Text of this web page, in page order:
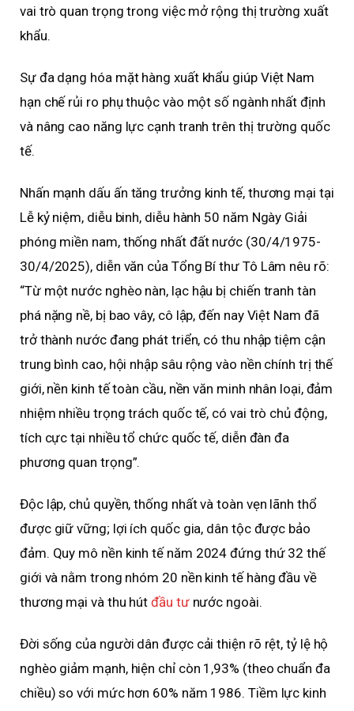
vai trò quan trọng trong việc mở rộng thị trường xuất
khẩu.
Sự đa dạng hóa mặt hàng xuất khẩu giúp Việt Nam
hạn chế rủi ro phụ thuộc vào một số ngành nhất định
và nâng cao năng lực cạnh tranh trên thị trường quốc
tế.
Nhấn mạnh dấu ấn tăng trưởng kinh tế, thương mại tại
Lễ kỷ niệm, diễu binh, diễu hành 50 năm Ngày Giải
phóng miền nam, thống nhất đất nước (30/4/1975-
30/4/2025), diễn văn của Tổng Bí thư Tô Lâm nêu rõ:
“Từ một nước nghèo nàn, lạc hậu bị chiến tranh tàn
phá nặng nề, bị bao vây, cô lập, đến nay Việt Nam đã
trở thành nước đang phát triển, có thu nhập tiệm cận
trung bình cao, hội nhập sâu rộng vào nền chính trị thế
giới, nền kinh tế toàn cầu, nền văn minh nhân loại, đảm
nhiệm nhiều trọng trách quốc tế, có vai trò chủ động,
tích cực tại nhiều tổ chức quốc tế, diễn đàn đa
phương quan trọng”.
Độc lập, chủ quyền, thống nhất và toàn vẹn lãnh thổ
được giữ vững; lợi ích quốc gia, dân tộc được bảo
đảm. Quy mô nền kinh tế năm 2024 đứng thứ 32 thế
giới và nằm trong nhóm 20 nền kinh tế hàng đầu về
thương mại và thu hútđầu tưnước ngoài.
Đời sống của người dân được cải thiện rõ rệt, tỷ lệ hộ
nghèo giảm mạnh, hiện chỉ còn 1,93% (theo chuẩn đa
chiều) so với mức hơn 60% năm 1986. Tiềm lực kinh